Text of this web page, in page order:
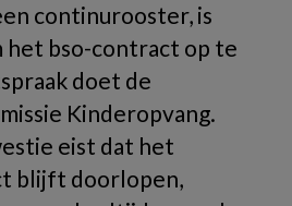
continurooster, is
het bso-contract op te
doet de
Kinderopvang.
eist dat het
blijft doorlopen,